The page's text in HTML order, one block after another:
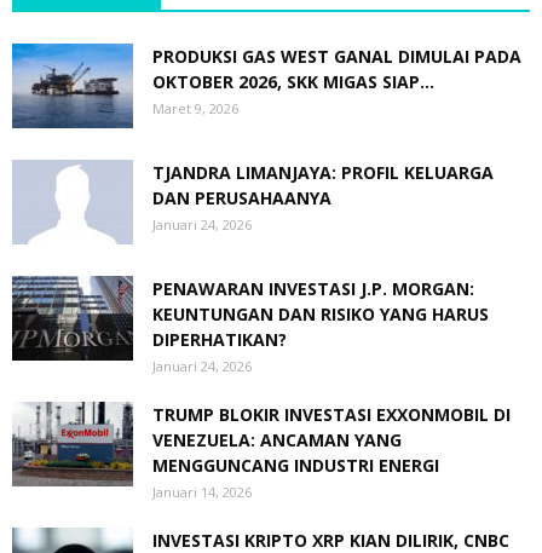
PRODUKSI GAS WEST GANAL DIMULAI PADA
OKTOBER 2026, SKK MIGAS SIAP...
Maret 9, 2026
TJANDRA LIMANJAYA: PROFIL KELUARGA
DAN PERUSAHAANYA
Januari 24, 2026
PENAWARAN INVESTASI J.P. MORGAN:
KEUNTUNGAN DAN RISIKO YANG HARUS
DIPERHATIKAN?
Januari 24, 2026
TRUMP BLOKIR INVESTASI EXXONMOBIL DI
VENEZUELA: ANCAMAN YANG
MENGGUNCANG INDUSTRI ENERGI
Januari 14, 2026
INVESTASI KRIPTO XRP KIAN DILIRIK, CNBC